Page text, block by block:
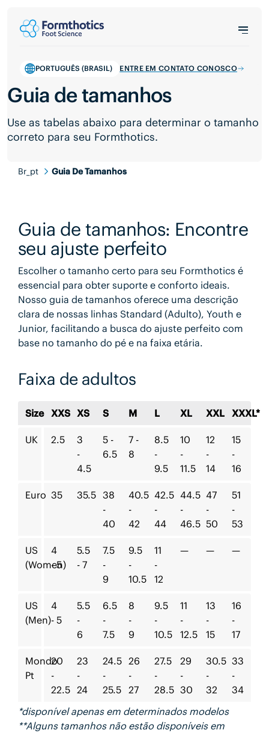
PORTUGUÊS (BRASIL) ENTRE EM CONTATO CONOSCO
Guia de tamanhos
Use as tabelas abaixo para determinar o tamanho
correto para seu Formthotics.
Br_pt Guia De Tamanhos
Guia de tamanhos: Encontre
seu ajuste perfeito
Escolher o tamanho certo para seu Formthotics é
essencial para obter suporte e conforto ideais.
Nosso guia de tamanhos oferece uma descrição
clara de nossas linhas Standard (Adulto), Youth e
Junior, facilitando a busca do ajuste perfeito com
base no tamanho do pé e na faixa etária.
Faixa de adultos
Size XXS XS S M L XL XXL XXXL*
UK 2.5
3
-
4.5
5 -
6.5
7 -
8
8.5
-
9.5
10
-
11.5
12
-
14
15
-
16
Euro 35 35.5 38
-
40
40.5
-
42
42.5
-
44
44.5
-
46.5
47
-
50
51
-
53
US
(Women)
4
- 5
5.5
- 7
7.5
-
9
9.5
-
10.5
11
-
12
— — —
US
(Men)
4
- 5
5.5
-
6
6.5
-
7.5
8
-
9
9.5
-
10.5
11
-
12.5
13
-
15
16
-
17
Mondo
Pt
20
-
22.5
23
-
24
24.5
-
25.5
26
-
27
27.5
-
28.5
29
-
30
30.5
-
32
33
-
34
*disponível apenas em determinados modelos
**Alguns tamanhos não estão disponíveis em